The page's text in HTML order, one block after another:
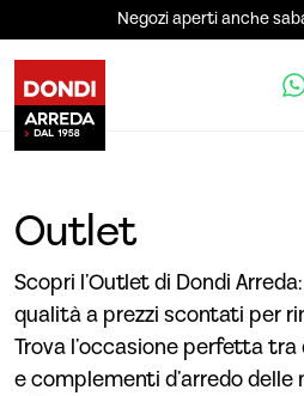
Negozi aperti anche
Outlet
Scopri l’Outlet di Dondi
qualità a prezzi scontati per
Trova l’occasione perfetta
e complementi d’arredo delle